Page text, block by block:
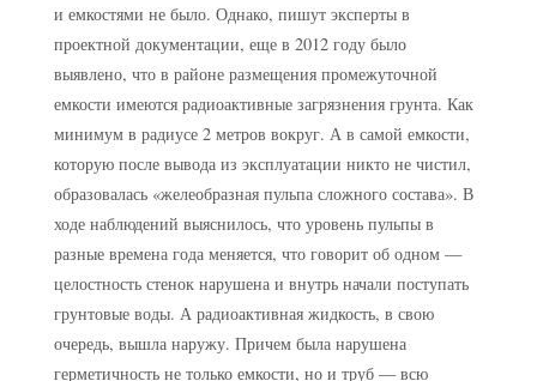
и емкостями не было. Однако, пишут эксперты в
проектной документации, еще в 2012 году было
выявлено, что в районе размещения промежуточной
емкости имеются радиоактивные загрязнения грунта. Как
минимум в радиусе 2 метров вокруг. А в самой емкости,
которую после вывода из эксплуатации никто не чистил,
образовалась «желеобразная пульпа сложного состава». В
ходе наблюдений выяснилось, что уровень пульпы в
разные времена года меняется, что говорит об одном —
целостность стенок нарушена и внутрь начали поступать
грунтовые воды. А радиоактивная жидкость, в свою
очередь, вышла наружу. Причем была нарушена
герметичность не только емкости, но и труб — всю